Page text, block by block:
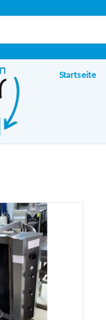
Startseite
shawarma grill
HINZUFÜGEN